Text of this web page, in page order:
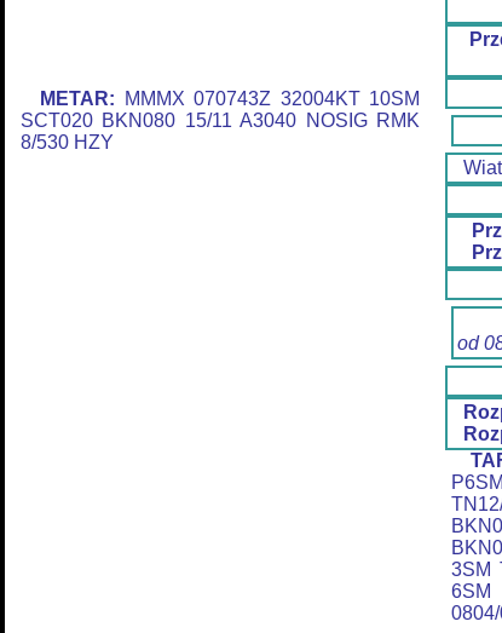
METAR: MMMX 070743Z 32004KT 10SM
SCT020 BKN080 15/11 A3040 NOSIG RMK
8/530 HZY
od
3SM